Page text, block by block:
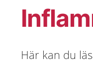
Här kan du